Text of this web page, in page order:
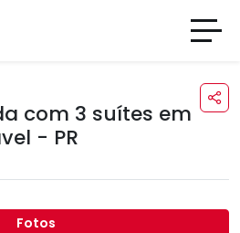
com 3 suítes em
- PR
Fotos